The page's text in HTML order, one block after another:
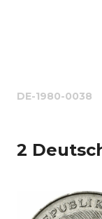
DE-1980-0038
2